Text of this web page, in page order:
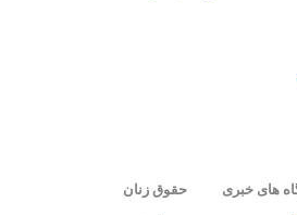
های خبری حقوق زنان